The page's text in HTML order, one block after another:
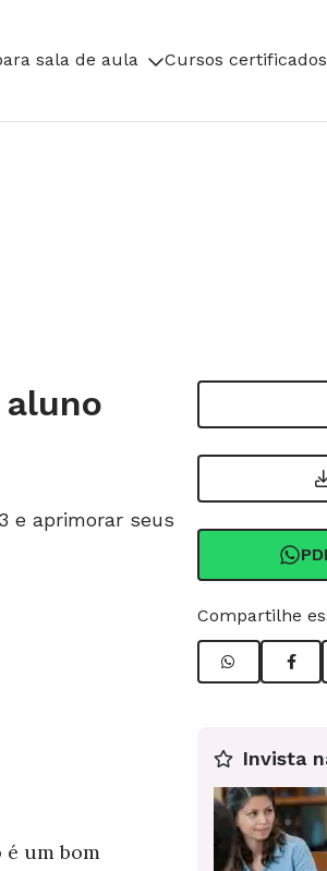
sala de aula Cursos certificados
e aprimorar seus
Compartilhe
é um bom
Invista